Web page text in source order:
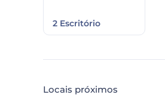
2 Escritório
Locais próximos